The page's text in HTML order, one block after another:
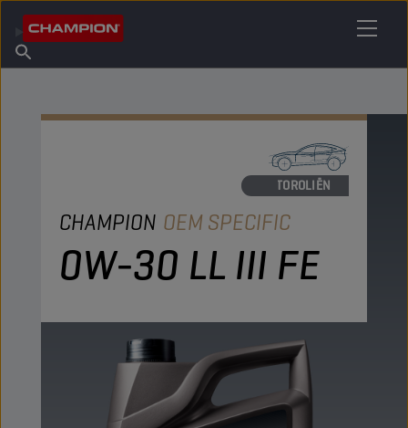
Over Champion
Vind een verkooppunt
MOTOROLIËN
CHAMPION OEM SPECIFIC
0W-30 LL III FE